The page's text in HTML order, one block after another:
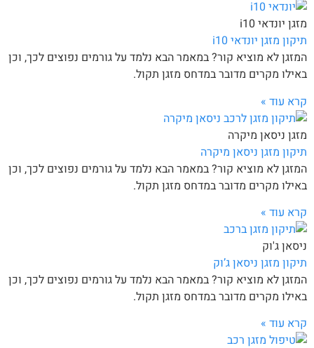
מזגן יונדאי i10
תיקון מזגן יונדאי i10
המזגן לא מוציא קור? במאמר הבא נלמד על גורמים נפוצים לכך, וכן
באילו מקרים מדובר במדחס מזגן תקול.
קרא עוד »
מזגן ניסאן מיקרה
תיקון מזגן ניסאן מיקרה
המזגן לא מוציא קור? במאמר הבא נלמד על גורמים נפוצים לכך, וכן
באילו מקרים מדובר במדחס מזגן תקול.
קרא עוד »
ניסאן ג'וק
תיקון מזגן ניסאן ג’וק
המזגן לא מוציא קור? במאמר הבא נלמד על גורמים נפוצים לכך, וכן
באילו מקרים מדובר במדחס מזגן תקול.
קרא עוד »